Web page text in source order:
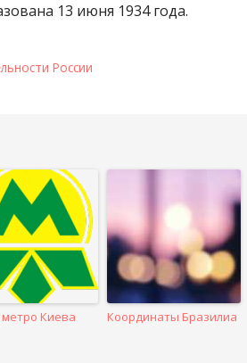
13 июня 1934 года.
России
Киева Координаты Бразилиа